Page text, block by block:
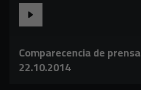
Comparecencia de
22.10.2014